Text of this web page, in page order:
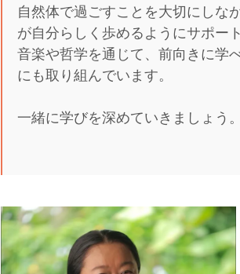
自然体で過ごすことを大切にしな
が自分らしく歩めるようにサポー
音楽や哲学を通じて、前向きに学
にも取り組んでいます。
一緒に学びを深めていきましょう。